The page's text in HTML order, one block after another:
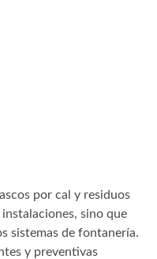
por cal y residuos
sino que
sistemas de fontanería.
y preventivas